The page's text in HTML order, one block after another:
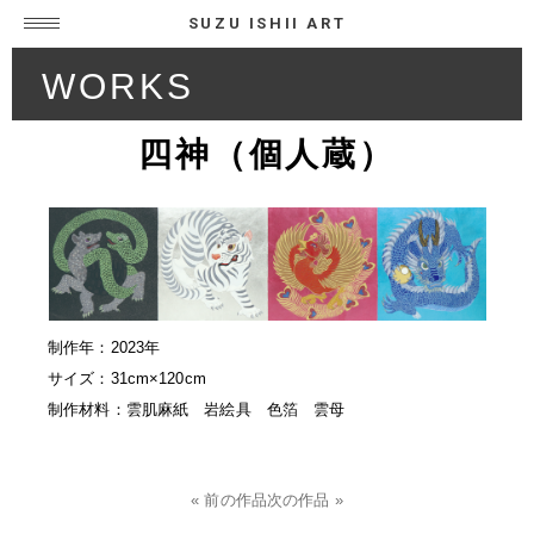
SUZU ISHII ART
WORKS
四神（個人蔵）
制作年：2023年
サイズ：31cm×120cm
制作材料：雲肌麻紙 岩絵具 色箔 雲母
« 前の作品次の作品 »